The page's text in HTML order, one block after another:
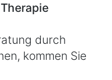
Therapie
durch
kommen Sie